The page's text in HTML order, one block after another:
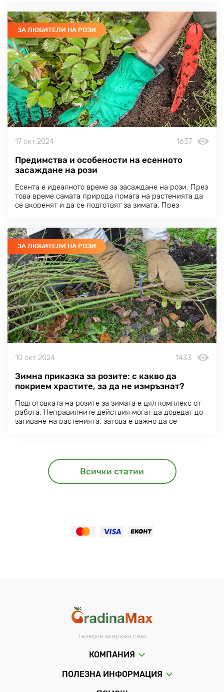
до входа.
ЗА ЛЮБИТЕЛИ НА РОЗИ
17 окт 2024 1637
Предимства и особености на есенното
засаждане на рози
Есента е идеалното време за засаждане на рози. През
това време самата природа помага на растенията да
се вкоренят и да се подготвят за зимата. През
условия за вкореняване.
ЗА ЛЮБИТЕЛИ НА РОЗИ
10 окт 2024 1433
Зимна приказка за розите: с какво да
покрием храстите, за да не измръзнат?
Подготовката на розите за зимата е цял комплекс от
работа. Неправилните действия могат да доведат до
загиване на растенията, затова е важно да се
Всички статии
Телефон за връзка с нас
КОМПАНИЯ
ПОЛЕЗНА ИНФОРМАЦИЯ